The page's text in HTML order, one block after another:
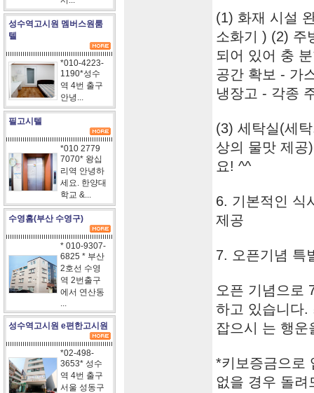
성수역고시원 멤버스원룸
텔
*010-4223-
1190*성수
역 4번 출구
안녕...
필고시텔
*010 2779
7070* 왕십
리역 안녕하
세요. 한양대
학교 &...
수영홈(부산 수영구)
* 010-9307-
6825 * 부산
2호선 수영
역 2번출구
에서 연산동
...
성수역고시원 e편한고시원
*02-498-
3653* 성수
역 4번 출구
서울 성동구
(1) 화재 시설
소화기 ) (2) 주
되어 있어 충
공간 확보 - 가
냉장고 - 각종
(3) 세탁실(세
상의 물맛 제공
요! ^^
6. 기본적인 식
제공
7. 오픈기념 특
오픈 기념으로
하고 있습니다.
잡으시 는 행운
*키보증금으로
없을 경우 돌려